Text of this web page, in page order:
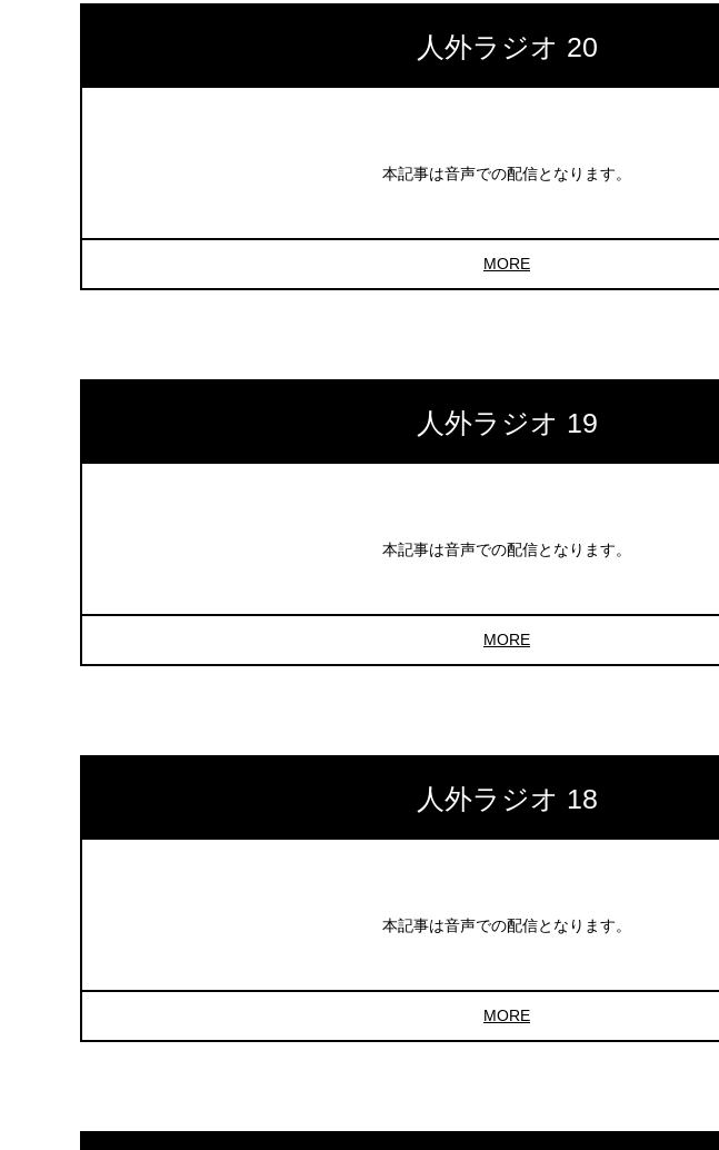
人外ラジオ 20
本記事は音声での配信となります。
MORE
人外ラジオ 19
本記事は音声での配信となります。
MORE
人外ラジオ 18
本記事は音声での配信となります。
MORE